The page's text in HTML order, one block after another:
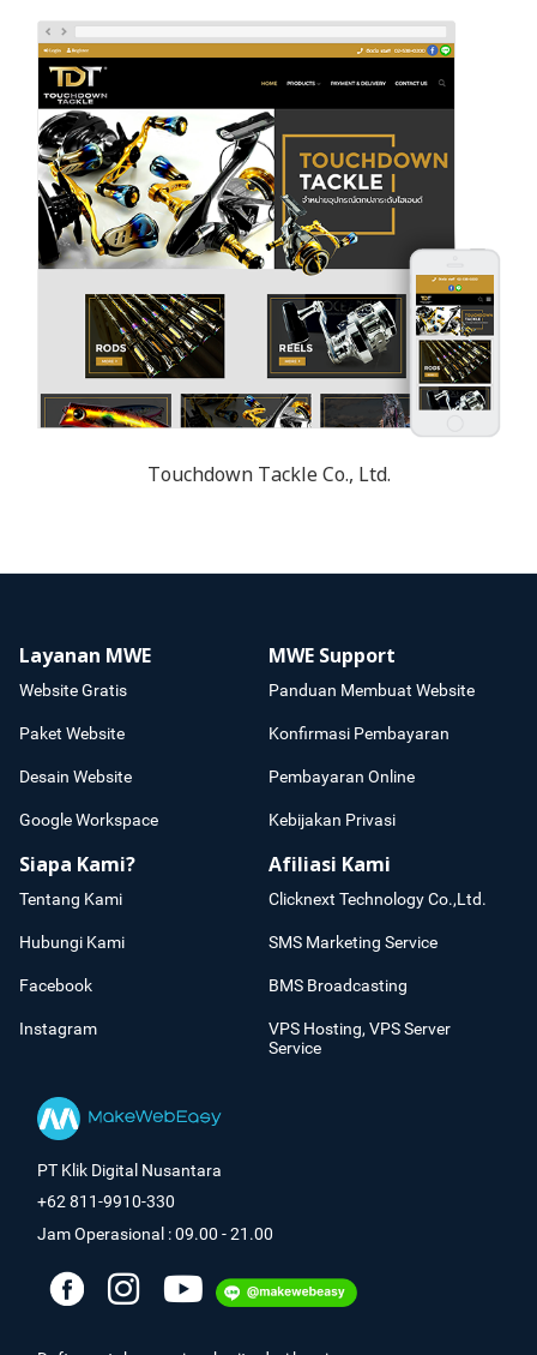
Touchdown Tackle Co., Ltd.
Layanan MWE
Website Gratis
Paket Website
Desain Website
Google Workspace
MWE Support
Panduan Membuat Website
Konfirmasi Pembayaran
Pembayaran Online
Kebijakan Privasi
Siapa Kami?
Tentang Kami
Hubungi Kami
Facebook
Instagram
Afiliasi Kami
Clicknext Technology Co.,Ltd.
SMS Marketing Service
BMS Broadcasting
VPS Hosting, VPS Server
Service
PT Klik Digital Nusantara
+62 811-9910-330
Jam Operasional : 09.00 - 21.00